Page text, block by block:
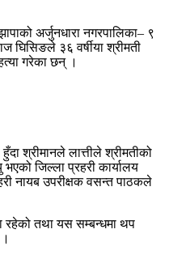
अर्जुनधारा नगरपालिका– ९
घिसिङले ३६ वर्षीया श्रीमती
गरेका छन् ।
श्रीमानले लात्तीले श्रीमतीको
भएको जिल्ला प्रहरी कार्यालय
नायब उपरीक्षक वसन्त पाठकले
रहेको तथा यस सम्बन्धमा थप